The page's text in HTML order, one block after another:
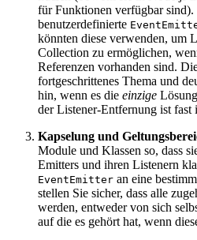
für Funktionen verfügbar sind).
benutzerdefinierte
könnten diese verwenden, um
Collection zu ermöglichen,
Referenzen vorhanden sind.
fortgeschrittenes Thema und
hin, wenn es die einzige
der Listener-Entfernung ist fast
Kapselung und
Module und Klassen so, dass
Emitters und ihren Listenern
EventEmitter an eine
stellen Sie sicher, dass alle
werden, entweder von sich
auf die es gehört hat, wenn